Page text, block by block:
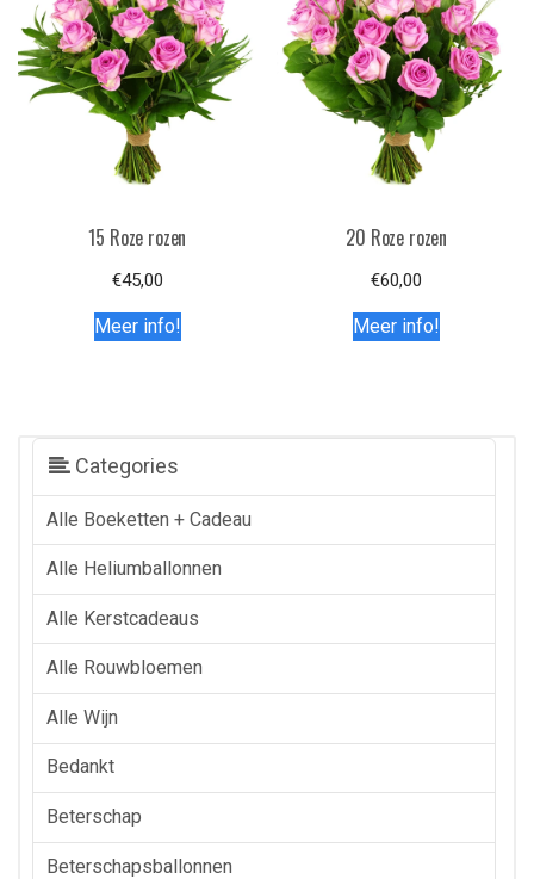
15 Roze rozen
€45,00
Meer info!
20 Roze rozen
€60,00
Meer info!
Categories
Alle Boeketten + Cadeau
Alle Heliumballonnen
Alle Kerstcadeaus
Alle Rouwbloemen
Alle Wijn
Bedankt
Beterschap
Beterschapsballonnen